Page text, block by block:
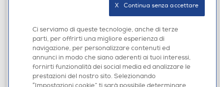
CUFFIE GAMING
QUBICK - CUFFIE GAMING AC MILAN DEVILS-
rosso/nero
€ 29,90
Ci serviamo di queste tecnologie, anche di terze
parti, per offrirti una migliore esperienza di
navigazione, per personalizzare contenuti ed
annunci in modo che siano aderenti ai tuoi interessi,
fornirti funzionalità dei social media ed analizzare le
prestazioni del nostro sito. Selezionando
X   Continua senza accettare